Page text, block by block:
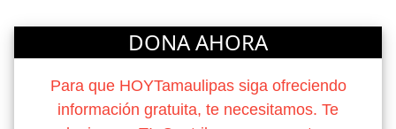
DONA AHORA
Para que HOYTamaulipas siga ofreciendo
información gratuita, te necesitamos. Te